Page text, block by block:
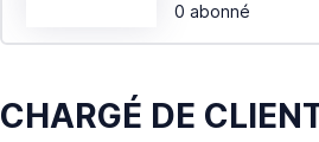
0 abonné
CHARGÉ DE